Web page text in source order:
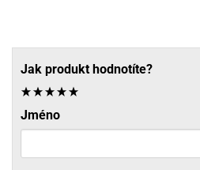
Jak produkt hodnotíte?
Jméno